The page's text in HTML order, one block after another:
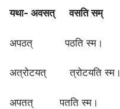
यथा- अवसत् वसति सम्
अपठत् पठति स्म।
अत्रोटयत् त्रोटयति स्म।
अपतत् पतति स्म।